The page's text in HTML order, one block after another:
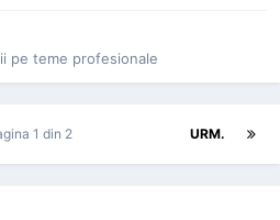
pe teme profesionale
URM.
1 din 2